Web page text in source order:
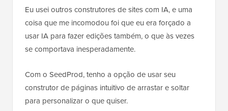
Eu usei outros construtores de sites com IA, e uma
coisa que me incomodou foi que eu era forçado a
usar IA para fazer edições também, o que às vezes
se comportava inesperadamente.
Com o SeedProd, tenho a opção de usar seu
construtor de páginas intuitivo de arrastar e soltar
para personalizar o que quiser.